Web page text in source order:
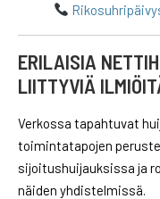
ERILAISIA
LIITTYVIÄ
Verkossa tapahtuvat
toimintatapojen
sijoitushuijauksissa ja
näiden yhdistelmissä.